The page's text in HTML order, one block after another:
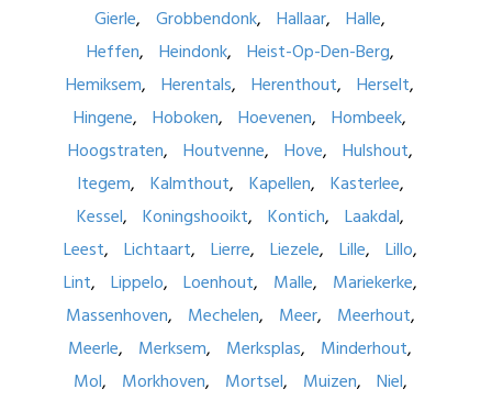
Gierle
Grobbendonk Hallaar
Halle
Heffen
Heindonk
Heist-Op-Den-Berg
Hemiksem
Herentals Herenthout
Herselt
Hingene
Hoboken Hoevenen
Hombeek
Hoogstraten
Houtvenne Hove
Hulshout
Itegem
Kalmthout Kapellen
Kasterlee
Kessel
Koningshooikt Kontich
Laakdal
Leest
Lichtaart Lierre Liezele Lille
Lillo
Lint
Lippelo Loenhout Malle
Mariekerke
Massenhoven
Mechelen Meer
Meerhout
Meerle
Merksem Merksplas
Minderhout
Mol
Morkhoven Mortsel Muizen
Niel